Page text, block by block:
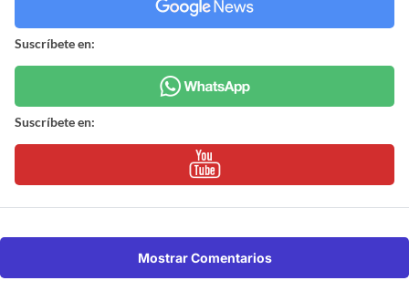
Suscríbete en:
Suscríbete en:
Mostrar Comentarios